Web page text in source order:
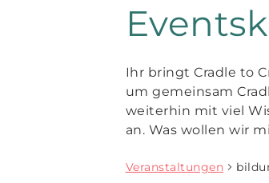
Ihr bringt Cradle to
um gemeinsam
weiterhin mit viel
an. Was wollen wir
Veranstaltungen